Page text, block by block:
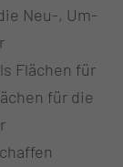
Neu-, Um-
Flächen für
für die